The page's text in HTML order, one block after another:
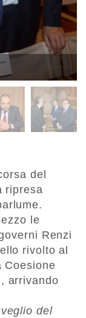
del
ripresa
le
Renzi
rivolto al
Coesione
, arrivando
del